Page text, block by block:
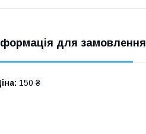
для замовлення
150 ₴